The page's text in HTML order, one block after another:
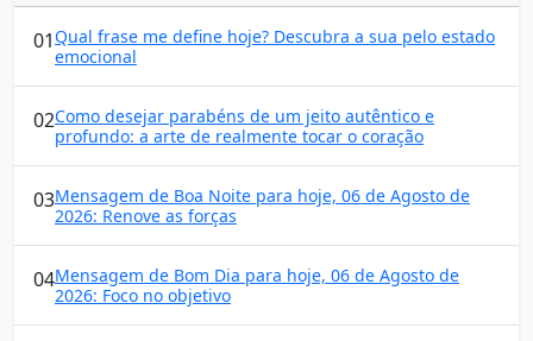
01Qual frase me define hoje? Descubra a sua pelo estado
emocional
02Como desejar parabéns de um jeito autêntico e
profundo: a arte de realmente tocar o coração
03Mensagem de Boa Noite para hoje, 06 de Agosto de
2026: Renove as forças
04Mensagem de Bom Dia para hoje, 06 de Agosto de
2026: Foco no objetivo